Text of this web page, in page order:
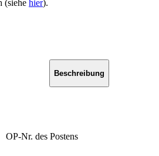
(siehe hier).
Beschreibung
OP-Nr. des Postens